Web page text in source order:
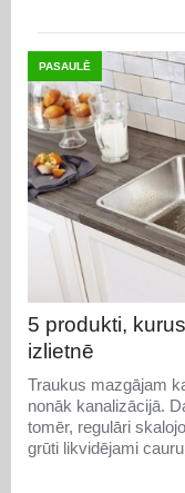
PASAULĒ
5 produkti,
izlietnē
Traukus mazgājam
nonāk kanalizācijā.
tomēr, regulāri
grūti likvidējami